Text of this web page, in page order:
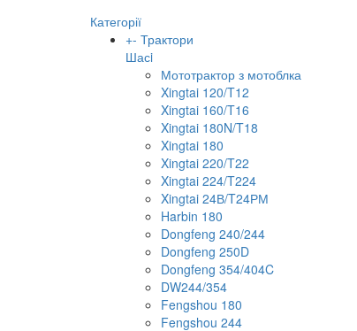
Категорії
+- Трактори
Шасi
Мототрактор з мотоблка
Xingtai 120/T12
Xingtai 160/T16
Xingtai 180N/T18
Xingtai 180
Xingtai 220/T22
Xingtai 224/T224
Xingtai 24В/T24РМ
Harbin 180
Dongfeng 240/244
Dongfeng 250D
Dongfeng 354/404C
DW244/354
Fengshou 180
Fengshou 244